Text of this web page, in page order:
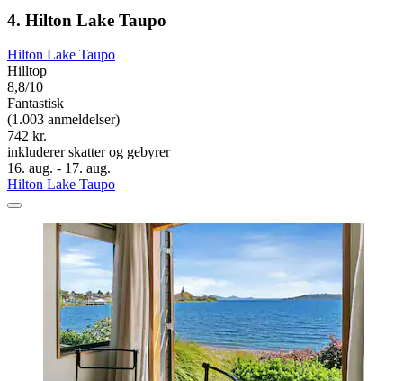
4. Hilton Lake Taupo
Hilton Lake Taupo
Hilltop
8,8/10
Fantastisk
(1.003 anmeldelser)
742 kr.
inkluderer skatter og gebyrer
16. aug. - 17. aug.
Hilton Lake Taupo